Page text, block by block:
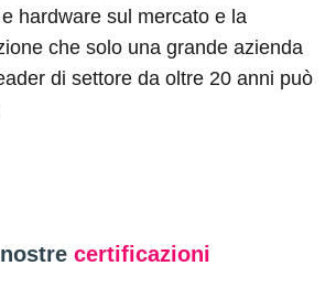
hardware sul mercato e la
che solo una grande azienda
di settore da oltre 20 anni può
certificazioni